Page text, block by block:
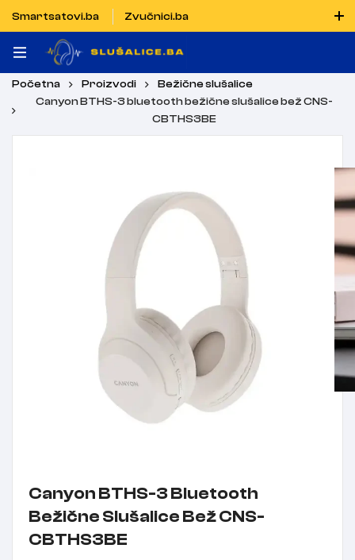
Smartsatovi.ba
Zvučnici.ba
Naručiti možete i porukom putem Vibera i WhatsAppa
Početna Proizvodi
Bežične slušalice
Canyon BTHS-3 bluetooth bežične slušalice bež CNS-
CBTHS3BE
Canyon BTHS-3 Bluetooth
Bežične Slušalice Bež CNS-
CBTHS3BE